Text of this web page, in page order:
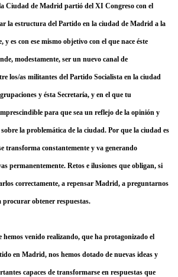
Ciudad de Madrid partió del XI Congreso con el
la estructura del Partido en la ciudad de Madrid a la
y es con ese mismo objetivo con el que nace éste
modestamente, ser un nuevo canal de
los/as militantes del Partido Socialista en la ciudad
y ésta Secretaría, y en el que tu
para que sea un reflejo de la opinión y
la problemática de la ciudad. Por que la ciudad es
transforma constantemente y va generando
permanentemente. Retos e ilusiones que obligan, si
correctamente, a repensar Madrid, a preguntarnos
procurar obtener respuestas.
hemos venido realizando, que ha protagonizado el
en Madrid, nos hemos dotado de nuevas ideas y
capaces de transformarse en respuestas que